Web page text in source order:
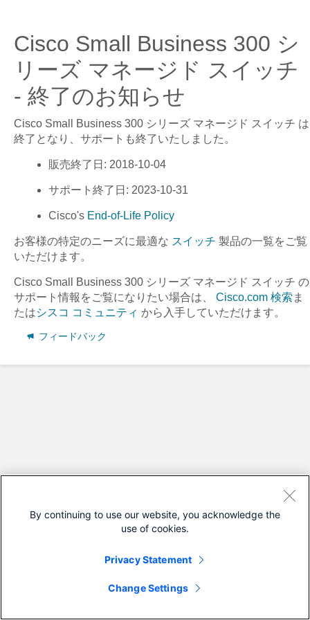
Cisco Small Business 300 シ
リーズ マネージド スイッチ
- 終了のお知らせ
Cisco Small Business 300 シリーズ マネージド スイッチ は
終了となり、サポートも終了いたしました。
販売終了日 : 2018-10-04
サポート終了日 : 2023-10-31
Cisco's End-of-Life Policy
お客様の特定のニーズに最適な スイッチ 製品の一覧をご覧
いただけます。
Cisco Small Business 300 シリーズ マネージド スイッチ の
サポート情報をご覧になりたい場合は、 Cisco.com 検索 ま
たはシスコ コミュニティ から入手していただけます。
フィードバック
By continuing to use our website, you acknowledge the
use of cookies.
Privacy Statement
Change Settings